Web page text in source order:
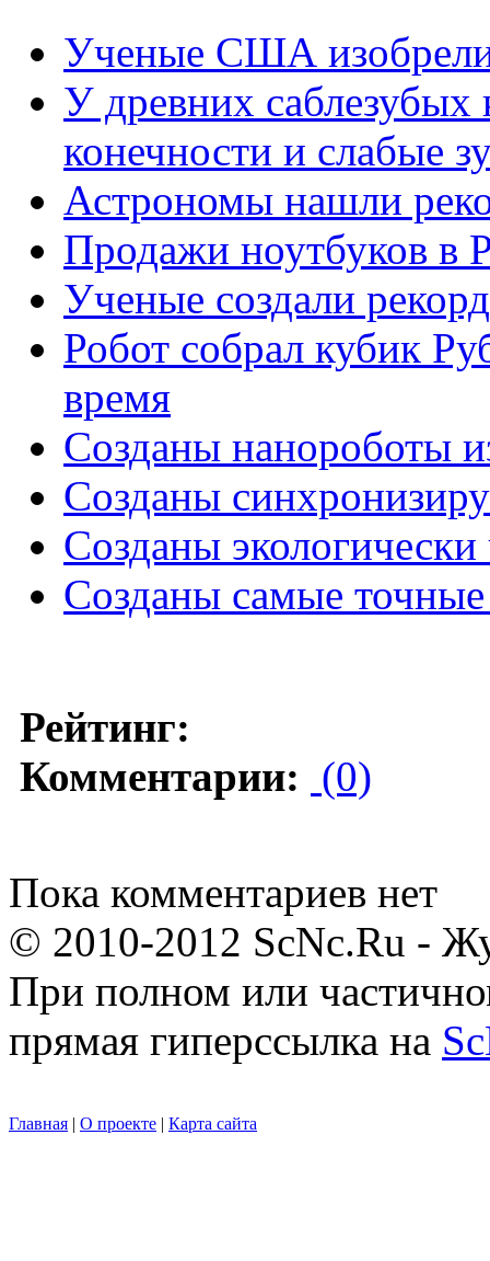
Ученые США изобрели
У древних
конечности и слабые
Астрономы нашли
Продажи ноутбуков в
Ученые создали
Робот собрал кубик
время
Созданы нанороботы
Созданы
Созданы
Созданы самые
Рейтинг:
Комментарии: (0)
Пока комментариев нет
© 2010-2012 ScNc.Ru -
При полном или
прямая гиперссылка на
Главная | О проекте | Карта сайта